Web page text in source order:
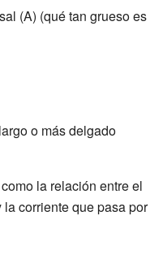
(A) (qué tan grueso es
o más delgado
la relación entre el
corriente que pasa por